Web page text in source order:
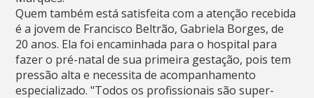
Quem também está satisfeita com a atenção recebida
é a jovem de Francisco Beltrão, Gabriela Borges, de
20 anos. Ela foi encaminhada para o hospital para
fazer o pré-natal de sua primeira gestação, pois tem
pressão alta e necessita de acompanhamento
especializado. "Todos os profissionais são super-